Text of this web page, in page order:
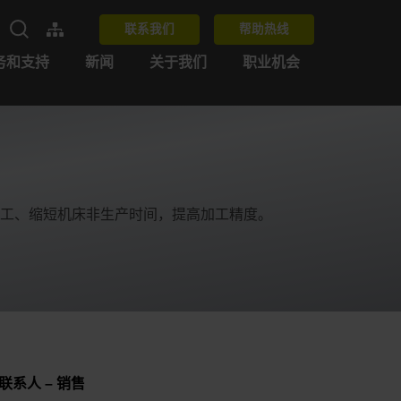
联系我们 帮助热线
和支持 新闻 关于我们 职业机会
、缩短机床非生产时间，提高加工精度。
系人 – 销售